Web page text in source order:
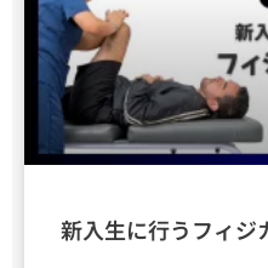
新入生に行うフィジ